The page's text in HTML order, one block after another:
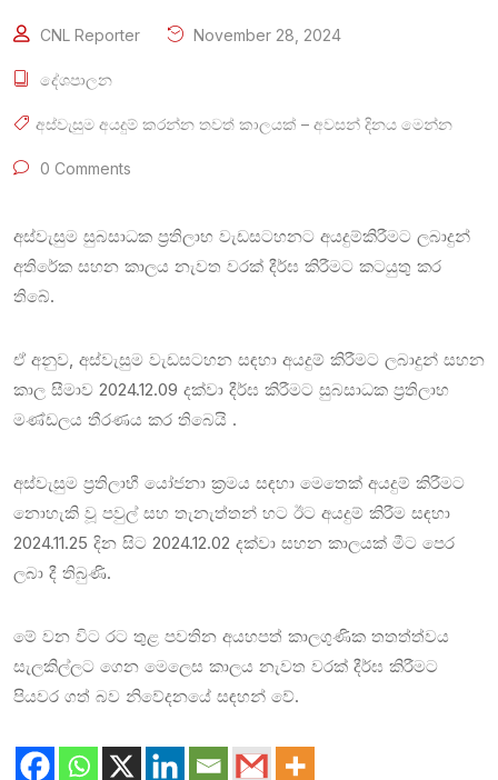
CNL Reporter November 28, 2024
දේශපාලන
අස්වැසුම අයදුම් කරන්න තවත් කාලයක් – අවසන් දිනය මෙන්න
0 Comments
අස්වැසුම සුබසාධක ප්‍රතිලාභ වැඩසටහනට අයදුම්කිරීමට ලබාදුන්
අතිරේක සහන කාලය නැවත වරක් දීර්ඝ කිරීමට කටයුතු කර
තිබේ.
ඒ අනුව, අස්වැසුම වැඩසටහන සඳහා අයදුම් කිරීමට ලබාදුන් සහන
කාල සීමාව 2024.12.09 දක්වා දීර්ඝ කිරීමට සුබසාධක ප්‍රතිලාභ
මණ්ඩලය තීරණය කර තිබෙයි .
අස්වැසුම ප්‍රතිලාභී යෝජනා ක්‍රමය සඳහා මෙතෙක් අයදුම් කිරීමට
නොහැකි වූ පවුල් සහ තැනැත්තන් හට ඊට අයදුම් කිරීම සඳහා
2024.11.25 දින සිට 2024.12.02 දක්වා සහන කාලයක් මීට පෙර
ලබා දී තිබුණි.
මේ වන විට රට තුළ පවතින අයහපත් කාලගුණික තතත්ත්වය
සැලකිල්ලට ගෙන මෙලෙස කාලය නැවත වරක් දීර්ඝ කිරීමට
පියවර ගත් බව නිවේදනයේ සඳහන් වේ.